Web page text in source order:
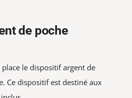
de poche
le dispositif argent de
Ce dispositif est destiné aux